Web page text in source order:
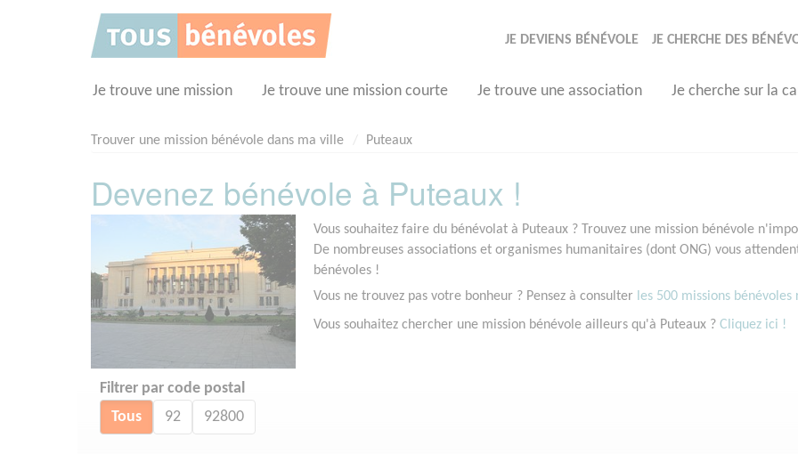
JE DEVIENS BÉNÉVOLE JE CHERCHE DES
Je trouve une mission Je trouve une mission courte Je trouve une association Je cherche sur la
Trouver une mission bénévole dans ma ville Puteaux
Devenez bénévole à Puteaux !
Vous souhaitez faire du bénévolat à Puteaux ? Trouvez une mission bénévole
De nombreuses associations et organismes humanitaires (dont ONG) vous
bénévoles !
Vous ne trouvez pas votre bonheur ? Pensez à consulter les 500 missions
Vous souhaitez chercher une mission bénévole ailleurs qu'à Puteaux ? Cliquez ici !
Filtrer par code postal
Tous 92 92800